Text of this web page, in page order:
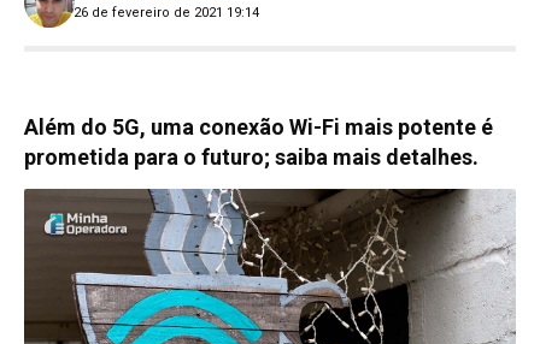
26 de fevereiro de 2021 19:14
Além do 5G, uma conexão Wi-Fi mais potente é
prometida para o futuro; saiba mais detalhes.